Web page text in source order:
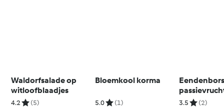
Waldorfsalade op
witloofblaadjes
4.2 (5)
Bloemkool korma
5.0 (1) 3.5 (2)